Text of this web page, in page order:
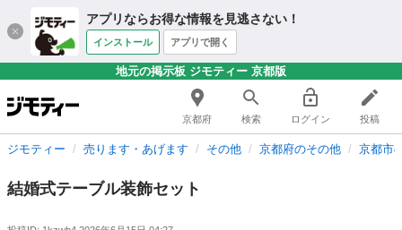
アプリならお得な情報を見逃さない！
インストール アプリで開く
地元の掲示板 ジモティー 京都版
京都府 検索 ログイン 投稿
ジモティー 売ります・あげます その他 京都府のその他 京都市
結婚式テーブル装飾セット